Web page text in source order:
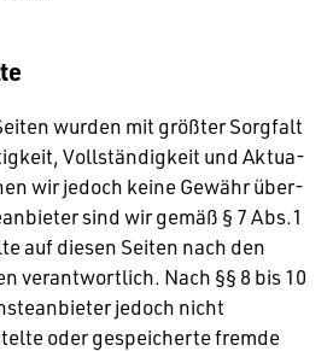
wurden mit größter Sorg­falt
Voll­stän­dig­keit und Aktua­
wir jedoch keine Gewähr über­
sind wir gemäß § 7 Abs.1
auf diesen Seiten nach den
verant­wort­lich. Nach §§ 8 bis 10
jedoch nicht
oder gespei­cherte fremde